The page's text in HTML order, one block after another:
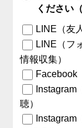
ください
LINE（友
LINE（フ
情報収集）
Facebook
Instagram
聴）